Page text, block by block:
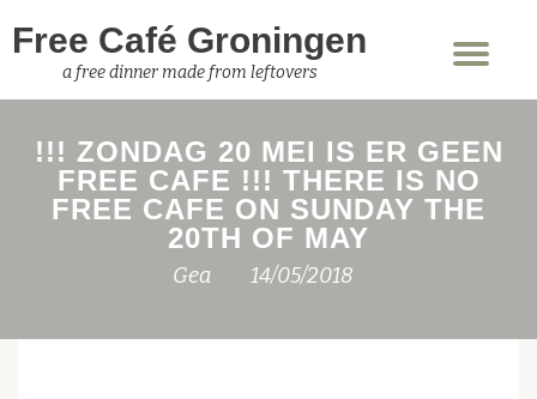
direct
inhoud
Free Café Groningen
a free dinner made from leftovers
!!! ZONDAG 20 MEI IS ER GEEN
FREE CAFE !!! THERE IS NO
FREE CAFE ON SUNDAY THE
20TH OF MAY
Gea 14/05/2018